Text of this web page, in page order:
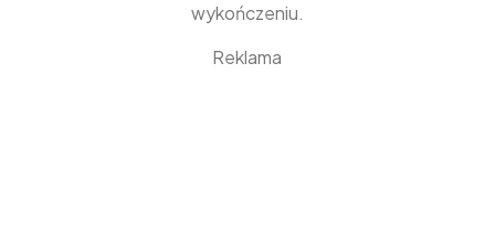
wykończeniu.
Reklama